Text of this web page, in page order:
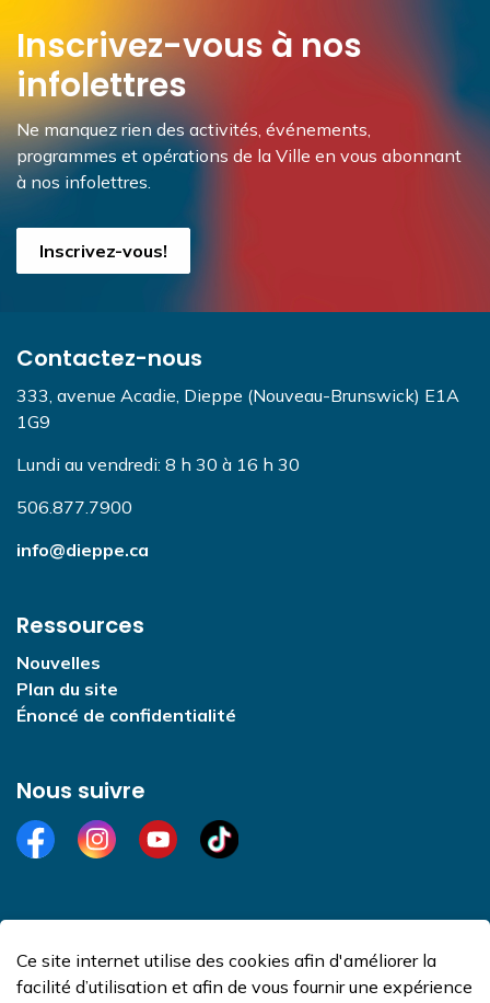
Ce site internet utilise des cookies afin d'améliorer la
facilité d’utilisation et afin de vous fournir une expérience
Inscrivez-vous à nos
infolettres
Ne manquez rien des activités, événements,
programmes et opérations de la Ville en vous abonnant
à nos infolettres.
Inscrivez-vous!
Contactez-nous
333, avenue Acadie, Dieppe (Nouveau-Brunswick) E1A
1G9
Lundi au vendredi: 8 h 30 à 16 h 30
506.877.7900
info@dieppe.ca
Ressources
Nouvelles
Plan du site
Énoncé de confidentialité
Nous suivre
FacebookInstagramYouTubeTikTok
© 2026 Ville de Dieppe